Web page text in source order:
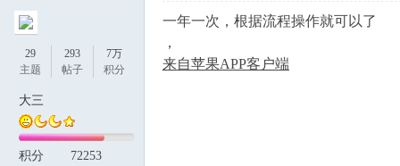
29
主题
293
帖子
7万
积分
大三
积分 72253
一年一次，根据流程操作就可以了
，
来自苹果APP客户端